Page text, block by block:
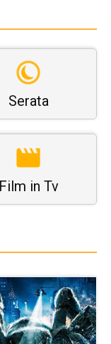
Serata
Film in Tv